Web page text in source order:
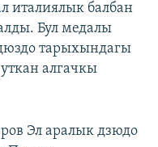
италиялык балбан
Бул медалы
тарыхындагы
алгачкы
Эл аралык дзюдо